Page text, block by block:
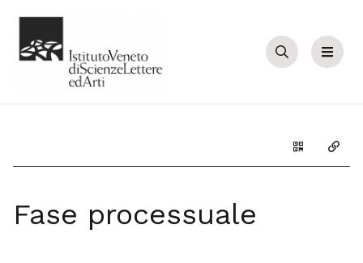
Cerca Menu
Genera il
Fase processuale